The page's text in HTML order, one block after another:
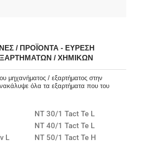
/ ΠΡΟΪΌΝΤΑ - ΕΎΡΕΣΗ
/ ΧΗΜΙΚΏΝ
μηχανήματος / εξαρτήματος στην
όλα τα εξαρτήματα που του
L
NT 30/1 Tact Te L
NT 40/1 Tact Te L
NT 50/1 Tact Te H